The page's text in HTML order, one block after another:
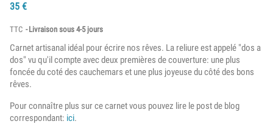
35 €
TTC Livraison sous 4-5 jours
Carnet artisanal idéal pour écrire nos rêves. La reliure est appelé "dos a
dos" vu qu'il compte avec deux premières de couverture: une plus
foncée du coté des cauchemars et une plus joyeuse du côté des bons
rêves.
Pour connaître plus sur ce carnet vous pouvez lire le post de blog
correspondant: ici.